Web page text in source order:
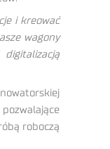
i kreować
wagony
roboczą